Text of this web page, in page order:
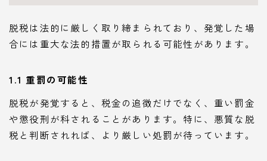
脱税は法的に厳しく取り締まられており、発覚した場
合には重大な法的措置が取られる可能性があります。
1.1 重罰の可能性
脱税が発覚すると、税金の追徴だけでなく、重い罰金
や懲役刑が科されることがあります。特に、悪質な脱
税と判断されれば、より厳しい処罰が待っています。